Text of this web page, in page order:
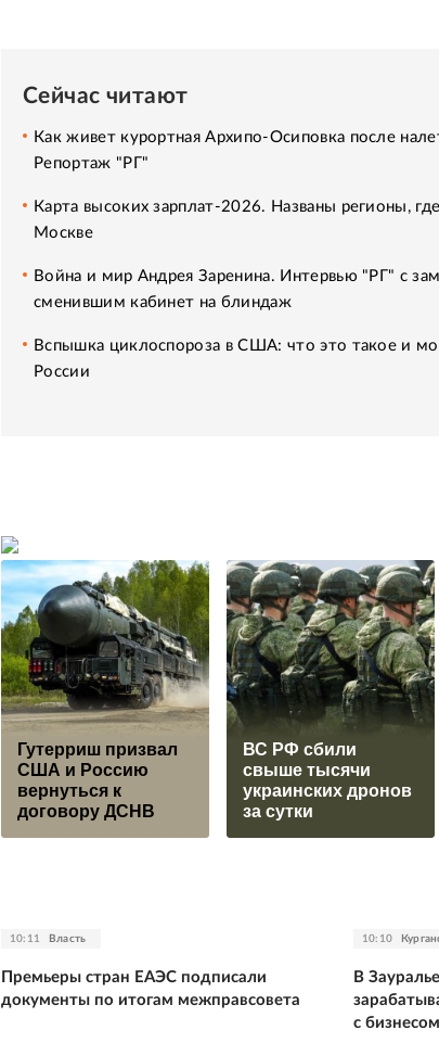
Сейчас читают
Как живет курортная Архипо-Осиповка после
Репортаж "РГ"
Карта высоких зарплат-2026. Названы регионы,
Москве
Война и мир Андрея Заренина. Интервью "РГ" с
сменившим кабинет на блиндаж
Вспышка циклоспороза в США: что это такое и
России
Гутерриш призвал
США и Россию
вернуться к
договору ДСНВ
ВС РФ сбили
свыше тысячи
украинских дронов
за сутки
10:11 Власть
Премьеры стран ЕАЭС подписали
документы по итогам межправсовета
10:10
В
с бизнесом